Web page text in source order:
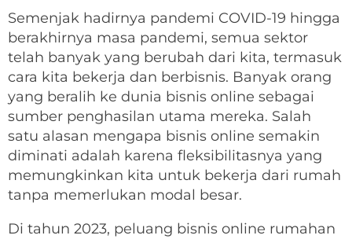
Semenjak hadirnya pandemi COVID-19 hingga
berakhirnya masa pandemi, semua sektor
telah banyak yang berubah dari kita, termasuk
cara kita bekerja dan berbisnis. Banyak orang
yang beralih ke dunia bisnis online sebagai
sumber penghasilan utama mereka. Salah
satu alasan mengapa bisnis online semakin
diminati adalah karena fleksibilitasnya yang
memungkinkan kita untuk bekerja dari rumah
tanpa memerlukan modal besar.
Di tahun 2023, peluang bisnis online rumahan